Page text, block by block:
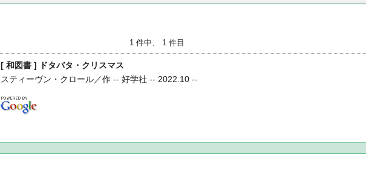
1 件中、 1 件目
[ 和図書 ] ドタバタ・クリスマス
スティーヴン・クロール／作 -- 好学社 -- 2022.10 --